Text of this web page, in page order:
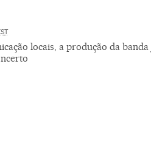
locais, a produção da banda